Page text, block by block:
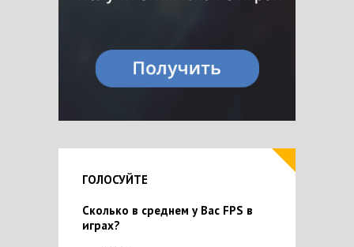
ГОЛОСУЙТЕ
Сколько в среднем у Вас FPS в
играх?